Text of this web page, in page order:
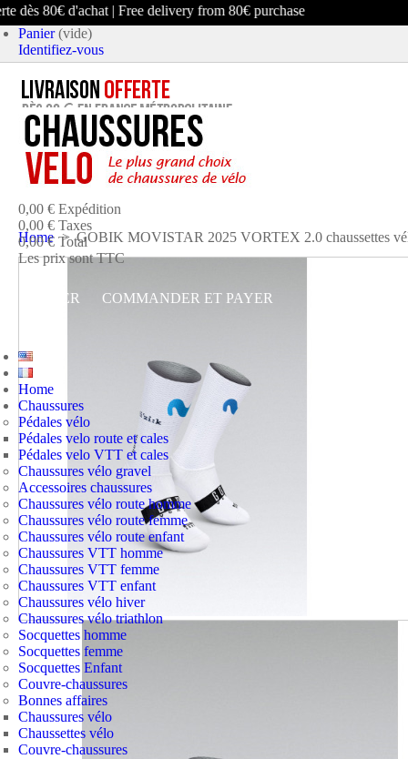
80€ d'achat | Free delivery from 80€ purchase
Panier (vide)
Identifiez-vous
article (vide)
Aucun produit
0,00 € Expédition
0,00 € Taxes
0,00 € Total
Les prix sont TTC
PANIER COMMANDER ET PAYER
Home
Chaussures
Pédales vélo
Pédales velo route et cales
Pédales velo VTT et cales
Chaussures vélo gravel
Accessoires chaussures
Chaussures vélo route homme
Chaussures vélo route femme
Chaussures vélo route enfant
Chaussures VTT homme
Chaussures VTT femme
Chaussures VTT enfant
Chaussures vélo hiver
Chaussures vélo triathlon
Socquettes homme
Socquettes femme
Socquettes Enfant
Couvre-chaussures
Bonnes affaires
Chaussures vélo
Chaussettes vélo
Couvre-chaussures
Home > GOBIK MOVISTAR 2025 VORTEX 2.0 chaussettes